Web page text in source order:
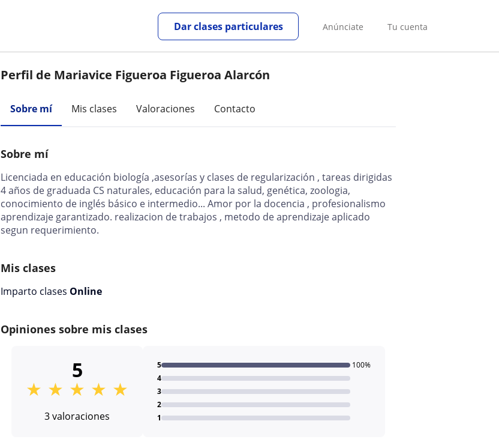
Anúnciate Tu cuenta
Dar clases particulares
Perfil de Mariavice Figueroa Figueroa Alarcón
Sobre mí Mis clases Valoraciones Contacto
Sobre mí
Licenciada en educación biología ,asesorías y clases de regularización , tareas dirigidas
4 años de graduada CS naturales, educación para la salud, genética, zoologia,
conocimiento de inglés básico e intermedio... Amor por la docencia , profesionalismo
aprendizaje garantizado. realizacion de trabajos , metodo de aprendizaje aplicado
segun requerimiento.
Mis clases
Imparto clases Online
Opiniones sobre mis clases
5
★ ★ ★ ★ ★
3 valoraciones 1
2
3
4
5 100%